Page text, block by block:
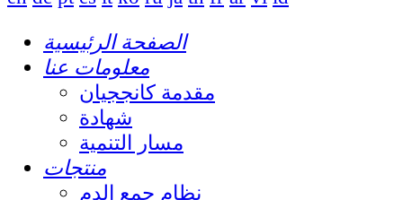
الصفحة الرئيسية
معلومات عنا
مقدمة كانججيان
شهادة
مسار التنمية
منتجات
نظام جمع الدم